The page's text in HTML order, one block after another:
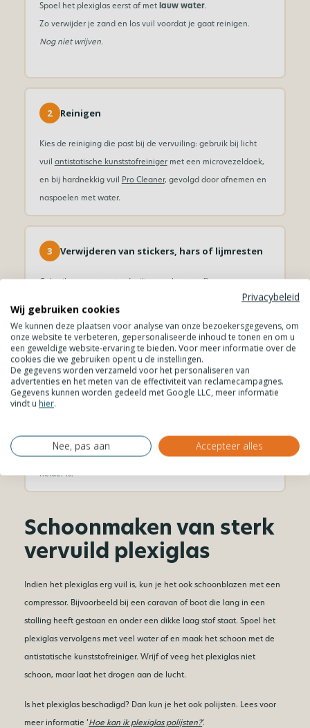
Spoel het plexiglas eerst af met lauw water.
Zo verwijder je zand en los vuil voordat je gaat reinigen.
Nog niet wrijven.
2 Reinigen
Kies de reiniging die past bij de vervuiling: gebruik bij licht
vuil antistatische kunststofreinigermet een microvezeldoek,
en bij hardnekkig vuil Pro Cleaner, gevolgd door afnemen en
naspoelen met water.
3 Verwijderen van stickers, hars of lijmresten
Gebruik onzeontvetter(veilig voor kunststof).
4 Krassen of doffe plekken herstellen
polijstpasta.
Poets rustig in met een zachte doek tot het oppervlak weer
helder is.
Schoonmaken van sterk
vervuild plexiglas
Indien het plexiglas erg vuil is, kun je het ook schoonblazen met een
compressor. Bijvoorbeeld bij een caravan of boot die lang in een
stalling heeft gestaan en onder een dikke laag stof staat. Spoel het
plexiglas vervolgens met veel water af en maak het schoon met de
antistatische kunststofreiniger. Wrijf of veeg het plexiglas niet
schoon, maar laat het drogen aan de lucht.
Is het plexiglas beschadigd? Dan kun je het ook polijsten. Lees voor
meer informatie ‘Hoe kan ik plexiglas polijsten?’.
Privacybeleid
Wij gebruiken cookies
We kunnen deze plaatsen voor analyse van onze bezoekersgegevens, om
onze website te verbeteren, gepersonaliseerde inhoud te tonen en om u
een geweldige website-ervaring te bieden. Voor meer informatie over de
cookies die we gebruiken opent u de instellingen.
De gegevens worden verzameld voor het personaliseren van
advertenties en het meten van de effectiviteit van reclamecampagnes.
Gegevens kunnen worden gedeeld met Google LLC, meer informatie
vindt u hier.
Nee, pas aan Accepteer alles